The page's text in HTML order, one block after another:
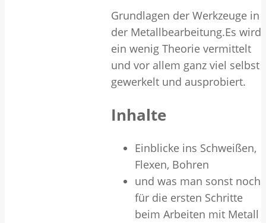
Grundlagen der Werkzeuge in
der Metallbearbeitung.Es wird
ein wenig Theorie vermittelt
und vor allem ganz viel selbst
gewerkelt und ausprobiert.
Inhalte
Einblicke ins Schweißen,
Flexen, Bohren
und was man sonst noch
für die ersten Schritte
beim Arbeiten mit Metall